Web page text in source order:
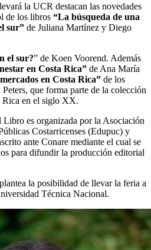
la UCR destacan las novedades
de los libros “La búsqueda de una
sur” de Juliana Martínez y Diego
el sur?” de Koen Voorend. Además
en Costa Rica” de Ana María
en Costa Rica” de los
que forma parte de la colección
Rica en el siglo XX.
es organizada por la Asociación
Costarricenses (Edupuc) y
ante Conare mediante el cual se
para difundir la producción editorial
la posibilidad de llevar la feria a
Técnica Nacional.